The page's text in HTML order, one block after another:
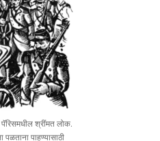
श्रींमत लोक.
पळताना पाहण्यासाठी